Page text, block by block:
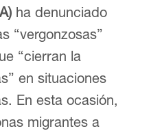
ha denunciado
“vergonzosas”
“cierran la
en situaciones
En esta ocasión,
migrantes a